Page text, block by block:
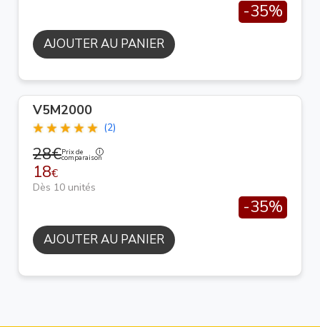
-35%
AJOUTER AU PANIER
V5M2000
(2)
28€Prix de
comparaison
18€
Dès 10 unités
-35%
AJOUTER AU PANIER